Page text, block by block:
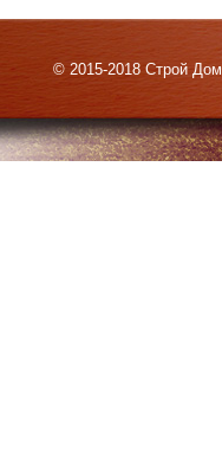
© 2015-2018 Строй